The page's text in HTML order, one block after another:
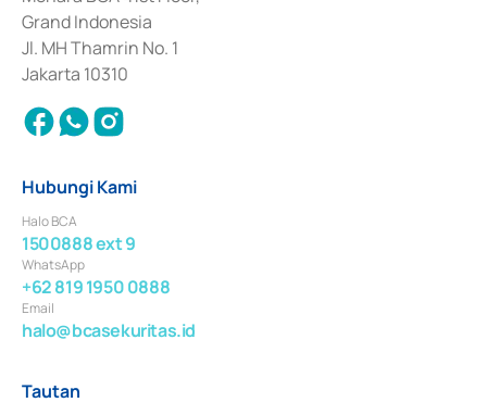
Surat Berharga Komersial yang izinnya diterbitkan pada tahun 2018.
Grand Indonesia
Jl. MH Thamrin No. 1
Jakarta 10310
Hubungi Kami
Halo BCA
1500888 ext 9
WhatsApp
+62 819 1950 0888
Email
halo@bcasekuritas.id
Tautan